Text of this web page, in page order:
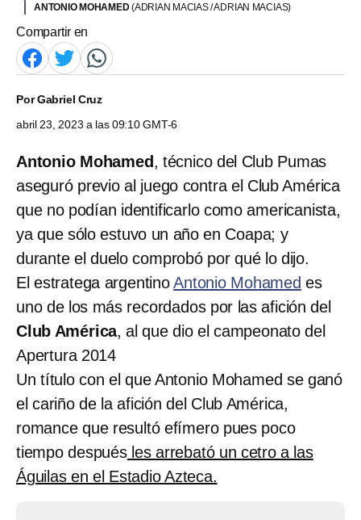
ANTONIO MOHAMED(ADRIAN MACIAS / ADRIAN MACIAS)
Compartir en
PorGabriel Cruz
abril 23, 2023 a las 09:10 GMT-6
Antonio Mohamed , técnico del Club Pumas
aseguró previo al juego contra el Club América
que no podían identificarlo como americanista,
ya que sólo estuvo un año en Coapa; y
durante el duelo comprobó por qué lo dijo.
El estratega argentinoAntonio Mohamed es
uno de los más recordados por las afición del
Club América, al que dio el campeonato del
Apertura 2014
Un título con el que Antonio Mohamed se ganó
el cariño de la afición del Club América,
romance que resultó efímero pues poco
tiempo despuésles arrebató un cetro a las
Águilas en el Estadio Azteca.